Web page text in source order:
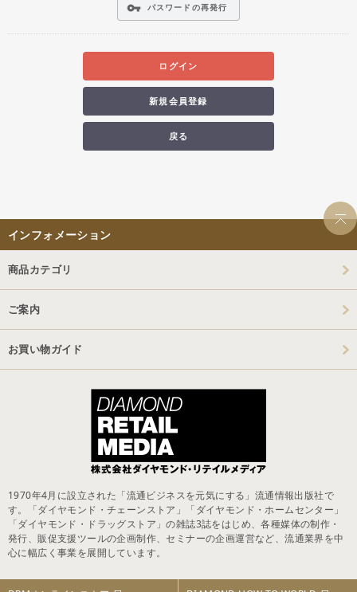
vpn_key パスワードの再発行
ログイン
新規会員登録
戻る
インフォメーション
商品カテゴリ
ご案内
お買い物ガイド
1970年4月に設立された「流通ビジネスを元気にする」流通情報出版社で
す。「ダイヤモンド・チェーンストア」「ダイヤモンド・ホームセンター」
「ダイヤモンド・ドラッグストア」の雑誌3誌をはじめ、各種媒体の制作・
発行、販促支援ツールの企画制作、セミナーの企画運営など、流通業界を中
心に幅広く事業を展開しています。